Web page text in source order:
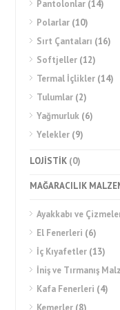
Pantolonlar (14)
Polarlar (10)
Sırt Çantaları (16)
Softjeller (12)
Termal İçlikler (14)
Tulumlar (2)
Yağmurluk (6)
Yelekler (9)
LOJİSTİK (0)
MAĞARACILIK
Ayakkabı ve
El Fenerleri (6)
İç Kıyafetler (13)
İniş ve Tırmanış
Kafa Fenerleri (4)
Kemerler (8)